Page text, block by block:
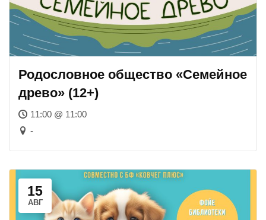
Родословное общество «Семейное
древо» (12+)
11:00 @ 11:00
-
15
АВГ